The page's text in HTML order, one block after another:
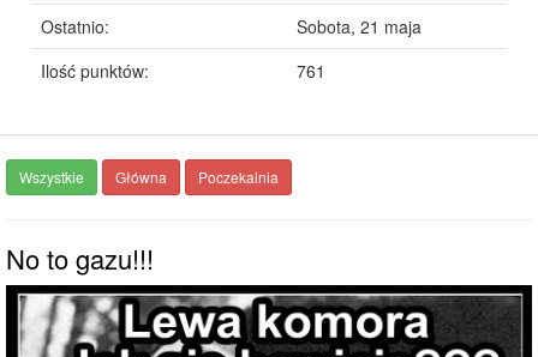
Ostatnio:
Sobota, 21 maja
Ilość punktów:
761
Wszystkie Główna Poczekalnia
No to gazu!!!